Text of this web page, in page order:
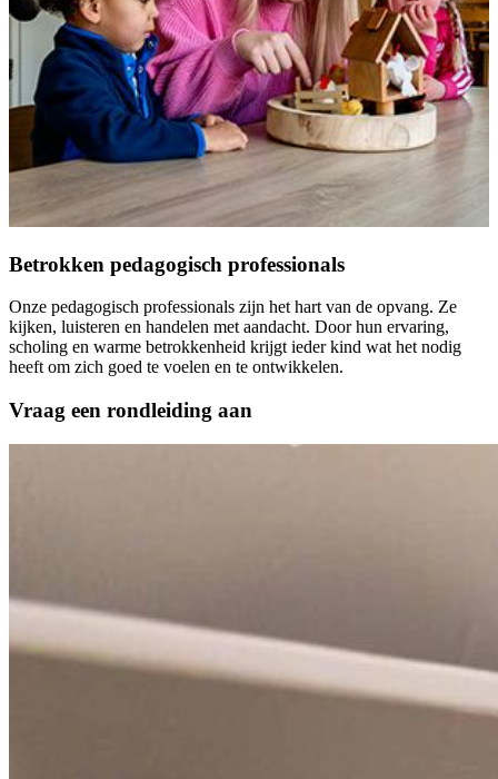
Betrokken pedagogisch professionals
Onze pedagogisch professionals zijn het hart van de opvang. Ze
kijken, luisteren en handelen met aandacht. Door hun ervaring,
scholing en warme betrokkenheid krijgt ieder kind wat het nodig
heeft om zich goed te voelen en te ontwikkelen.
Vraag een rondleiding aan